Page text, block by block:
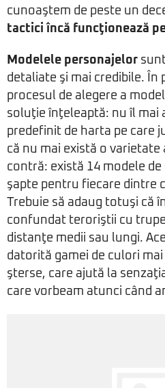
cunoaştem de peste un
tactici încă funcţionează
Modelele personajelor
detaliate şi mai credibile. În
procesul de alegere a
soluţie înţeleaptă: nu îl mai
predefinit de harta pe care
că nu mai există o varietate
contră: există 14 modele
şapte pentru fiecare dintre
Trebuie să adaug totuşi că
confundat teroriştii cu
distanţe medii sau lungi.
datorită gamei de culori
şterse, care ajută la
care vorbeam atunci când